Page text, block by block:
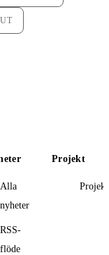
Alla
nyheter
RSS-
flöde
Projekt
Projekt